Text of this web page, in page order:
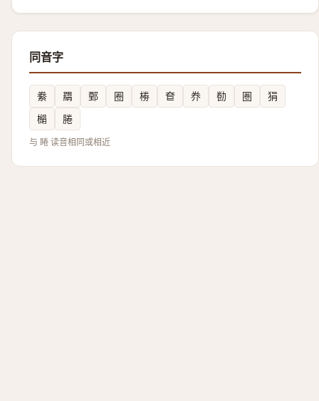
同音字
絭 羂 鄄 圈 椦 奆 奍 勌 圏
狷
㯞
腃
与 睠 读音相同或相近